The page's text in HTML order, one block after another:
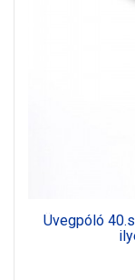
Üvegpóló